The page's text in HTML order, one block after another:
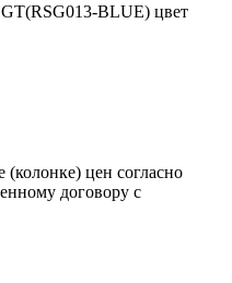
BLUE) цвет
(колонке) цен согласно
договору с